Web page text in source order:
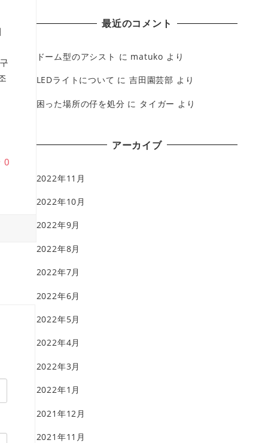
0
最近のコメント
ドーム型のアシスト に matuko より
LEDライトについて に吉田園芸部 より
困った場所の仔を処分 に タイガー より
アーカイブ
2022年11月
2022年10月
2022年9月
2022年8月
2022年7月
2022年6月
2022年5月
2022年4月
2022年3月
2022年1月
2021年12月
2021年11月